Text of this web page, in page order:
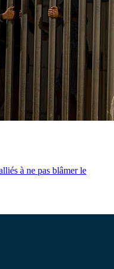
à ne pas blâmer le